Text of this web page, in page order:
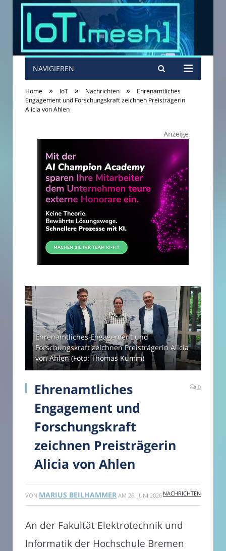
NAVIGIEREN
Home » IoT » Nachrichten »
Ehrenamtliches
Engagement und Forschungskraft zeichnen Preisträgerin
Alicia von Ahlen
Ehrenamtliches Engagement und
Forschungskraft zeichnen Preisträgerin Alicia
von Ahlen (Foto: Thomas Kumm)
Ehrenamtliches
Engagement und
Forschungskraft
zeichnen Preisträgerin
Alicia von Ahlen
0
VON MARIUS BEILHAMMER AM 26. JUNI 2026 NACHRICHTEN
An der Fakultät Elektrotechnik und
Informatik der Hochschule Bremen